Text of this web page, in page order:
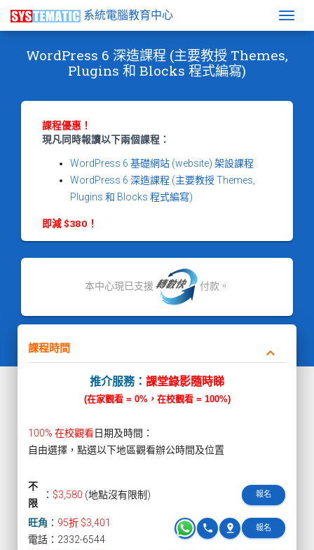
系統電腦教育中心
WordPress 6 深造課程 (主要教授 Themes,
Plugins 和 Blocks 程式編寫)
課程優惠！
現凡同時報讀以下兩個課程：
WordPress 6 基礎網站 (website) 架設課程
WordPress 6 深造課程 (主要教授 Themes,
Plugins 和 Blocks 程式編寫)
即減 $380！
本中心現已支援 付款。
課程時間 keyboard_arrow_down
推介服務： 課堂錄影隨時睇
(在家觀看 = 0%，在校觀看 = 100%)
100% 在校觀看日期及時間：
自由選擇，點選以下地區觀看辦公時間及位置
不
限
： $3,580 (地點沒有限制) 報名
旺角 ： 95折 $3,401 報名
pin_drop
phone
電話：2332-6544